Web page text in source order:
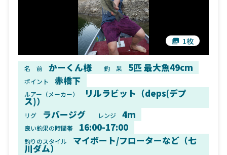
1枚
名 前 かーくん様 釣 果 5匹 最大魚49cm
ポイント 赤橋下
ルアー（メーカー） リルラビット（deps(デプ
ス)）
リグ ラバージグ レンジ 4m
良い釣果の時間帯 16:00-17:00
釣りのスタイル マイボート/フローターなど（七
川ダム）